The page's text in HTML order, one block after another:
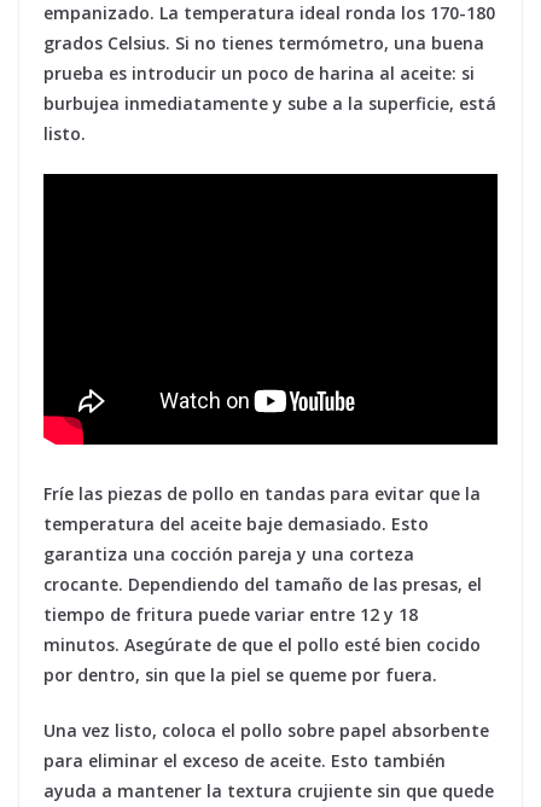
empanizado. La temperatura ideal ronda los 170-180
grados Celsius. Si no tienes termómetro, una buena
prueba es introducir un poco de harina al aceite: si
burbujea inmediatamente y sube a la superficie, está
listo.
Fríe las piezas de pollo en tandas para evitar que la
temperatura del aceite baje demasiado. Esto
garantiza una cocción pareja y una corteza
crocante. Dependiendo del tamaño de las presas, el
tiempo de fritura puede variar entre 12 y 18
minutos. Asegúrate de que el pollo esté bien cocido
por dentro, sin que la piel se queme por fuera.
Una vez listo, coloca el pollo sobre papel absorbente
para eliminar el exceso de aceite. Esto también
ayuda a mantener la textura crujiente sin que quede